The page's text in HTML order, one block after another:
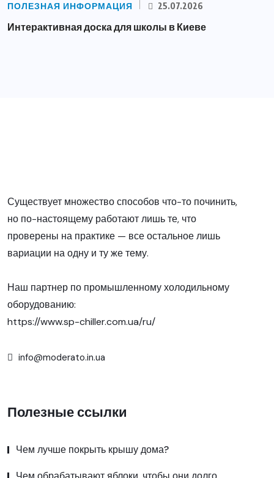
ПОЛЕЗНАЯ ИНФОРМАЦИЯ 25.07.2026
Интерактивная доска для школы в Киеве
Существует множество способов что-то починить,
но по-настоящему работают лишь те, что
проверены на практике — все остальное лишь
вариации на одну и ту же тему.
Наш партнер по промышленному холодильному
оборудованию:
https://www.sp-chiller.com.ua/ru/
info@moderato.in.ua
Полезные ссылки
Чем лучше покрыть крышу дома?